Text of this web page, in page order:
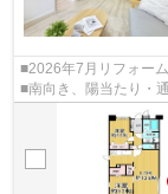
■2026年7月リフォー
■南向き、陽当たり・
デザイナーズマンショ